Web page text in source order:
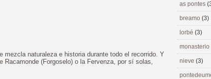
mezcla naturaleza e historia durante todo el recorrido. Y
(Forgoselo) o la Fervenza, por sí solas,
as pontes
breamo (3)
lorbé (3)
nieve (3)